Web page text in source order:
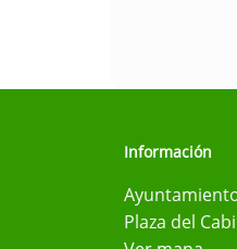
Información
Plaza del